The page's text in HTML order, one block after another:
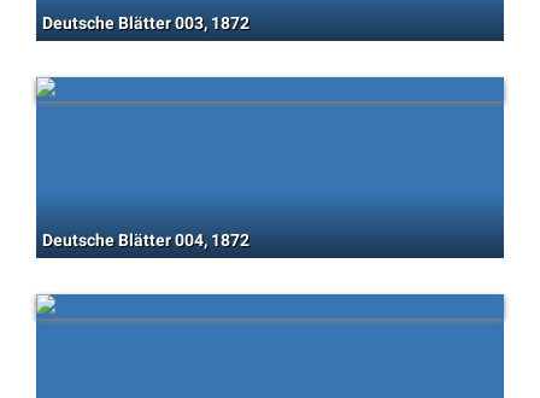
Deutsche Blätter 003, 1872
Deutsche Blätter 004, 1872